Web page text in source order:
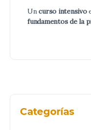
Uncurso intensivo
fundamentos de la
Categorías